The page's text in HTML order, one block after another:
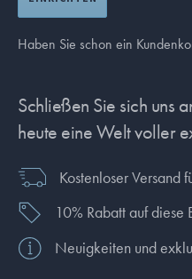
Haben Sie schon ein
Schließen Sie sich uns
heute eine Welt voller
Kostenloser Versand
10% Rabatt auf diese
Neuigkeiten und